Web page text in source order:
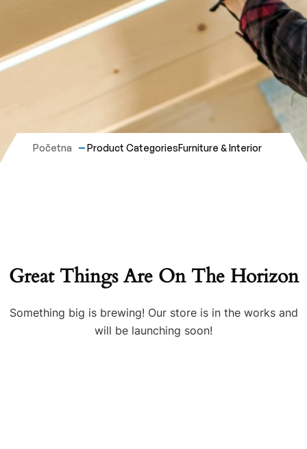
Početna Product CategoriesFurniture & Interior
Great Things Are On The Horizon
Something big is brewing! Our store is in the works and
will be launching soon!